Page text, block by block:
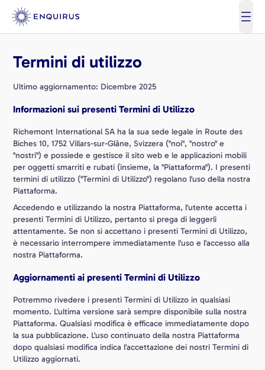
Termini di utilizzo
Ultimo aggiornamento: Dicembre 2025
Informazioni sui presenti Termini di Utilizzo
Richemont International SA ha la sua sede legale in Route des
Biches 10, 1752 Villars-sur-Glâne, Svizzera ("noi", "nostro" e
"nostri") e possiede e gestisce il sito web e le applicazioni mobili
per oggetti smarriti e rubati (insieme, la "Piattaforma"). I presenti
termini di utilizzo ("Termini di Utilizzo") regolano l'uso della nostra
Piattaforma.
Accedendo e utilizzando la nostra Piattaforma, l'utente accetta i
presenti Termini di Utilizzo, pertanto si prega di leggerli
attentamente. Se non si accettano i presenti Termini di Utilizzo,
è necessario interrompere immediatamente l'uso e l'accesso alla
nostra Piattaforma.
Aggiornamenti ai presenti Termini di Utilizzo
Potremmo rivedere i presenti Termini di Utilizzo in qualsiasi
momento. L'ultima versione sarà sempre disponibile sulla nostra
Piattaforma. Qualsiasi modifica è efficace immediatamente dopo
la sua pubblicazione. L'uso continuato della nostra Piattaforma
dopo qualsiasi modifica indica l'accettazione dei nostri Termini di
Utilizzo aggiornati.